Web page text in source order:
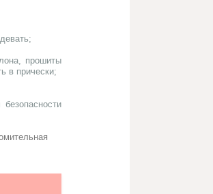
прошиты
в прически;